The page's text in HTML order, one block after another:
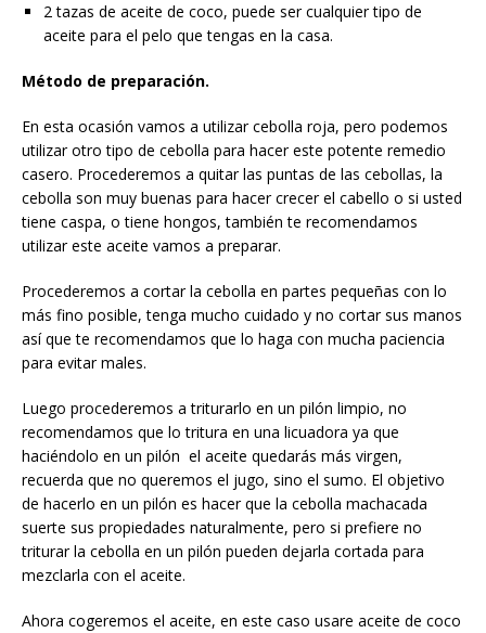
2 tazas de aceite de coco, puede ser cualquier tipo de
aceite para el pelo que tengas en la casa.
Método de preparación.
En esta ocasión vamos a utilizar cebolla roja, pero podemos
utilizar otro tipo de cebolla para hacer este potente remedio
casero. Procederemos a quitar las puntas de las cebollas, la
cebolla son muy buenas para hacer crecer el cabello o si usted
tiene caspa, o tiene hongos, también te recomendamos
utilizar este aceite vamos a preparar.
Procederemos a cortar la cebolla en partes pequeñas con lo
más fino posible, tenga mucho cuidado y no cortar sus manos
así que te recomendamos que lo haga con mucha paciencia
para evitar males.
Luego procederemos a triturarlo en un pilón limpio, no
recomendamos que lo tritura en una licuadora ya que
haciéndolo en un pilón el aceite quedarás más virgen,
recuerda que no queremos el jugo, sino el sumo. El objetivo
de hacerlo en un pilón es hacer que la cebolla machacada
suerte sus propiedades naturalmente, pero si prefiere no
triturar la cebolla en un pilón pueden dejarla cortada para
mezclarla con el aceite.
Ahora cogeremos el aceite, en este caso usare aceite de coco